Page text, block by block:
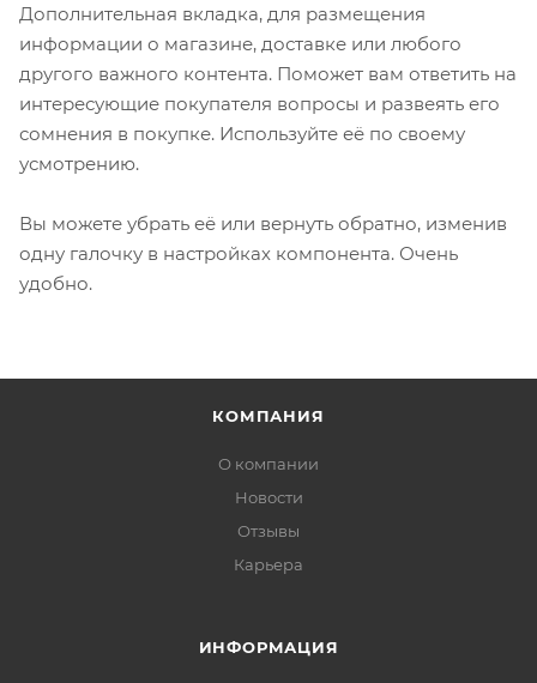
Дополнительная вкладка, для размещения
информации о магазине, доставке или любого
другого важного контента. Поможет вам ответить на
интересующие покупателя вопросы и развеять его
сомнения в покупке. Используйте её по своему
усмотрению.
Вы можете убрать её или вернуть обратно, изменив
одну галочку в настройках компонента. Очень
удобно.
КОМПАНИЯ
О компании
Новости
Отзывы
Карьера
ИНФОРМАЦИЯ